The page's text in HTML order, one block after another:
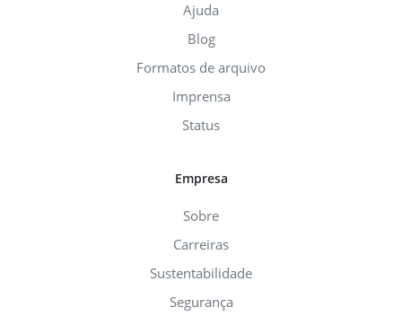
Ajuda
Blog
Formatos de arquivo
Imprensa
Status
Empresa
Sobre
Carreiras
Sustentabilidade
Segurança